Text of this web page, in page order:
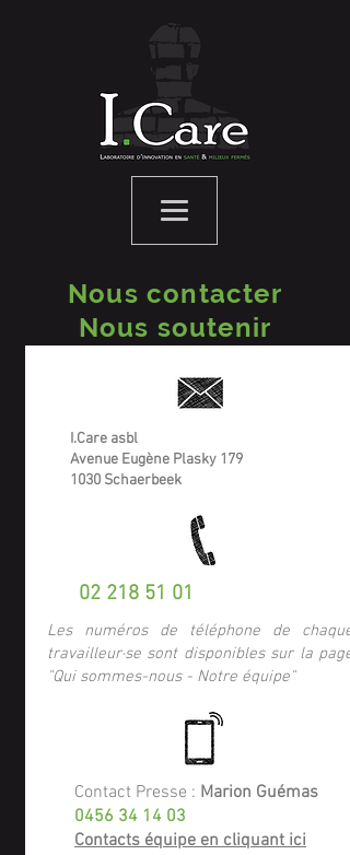
Nous contacter
Nous soutenir
I.Care asbl
Avenue Eugène Plasky 179
1030 Schaerbeek
02 218 51 01
Les numéros de téléphone de chaque
travailleur·se sont disponibles sur la page
"Qui sommes-nous - Notre équipe"
Contact Presse : Marion Guémas
0456 34 14 03
Contacts équipe en cliquant ici